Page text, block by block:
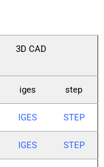
3D CAD
iges step
IGES STEP
IGES STEP